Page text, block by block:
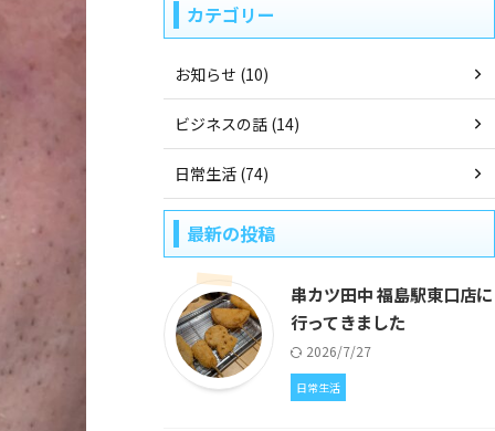
カテゴリー
お知らせ (10)
ビジネスの話 (14)
日常生活 (74)
最新の投稿
串カツ田中 福島駅東口店に
行ってきました
2026/7/27
日常生活